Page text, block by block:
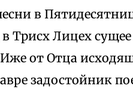
в
Трисх Лицех
от Отца
задостойник